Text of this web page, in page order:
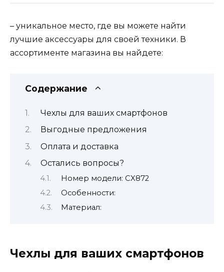
– уникальное место, где вы можете найти
лучшие аксессуары для своей техники. В
ассортименте магазина вы найдете:
Содержание
Чехлы для ваших смартфонов
Выгодные предложения
Оплата и доставка
Остались вопросы?
Номер модели: CX872
Особенности:
Материал:
Чехлы для ваших смартфонов